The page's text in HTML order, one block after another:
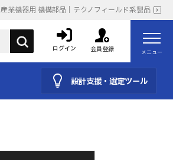
産業機器用 機構部品｜テクノフィールド系製品
ログイン 会員登録 メニュー
設計支援・選定ツール